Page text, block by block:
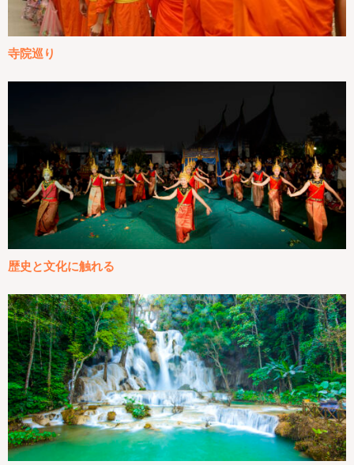
寺院巡り
歴史と文化に触れる